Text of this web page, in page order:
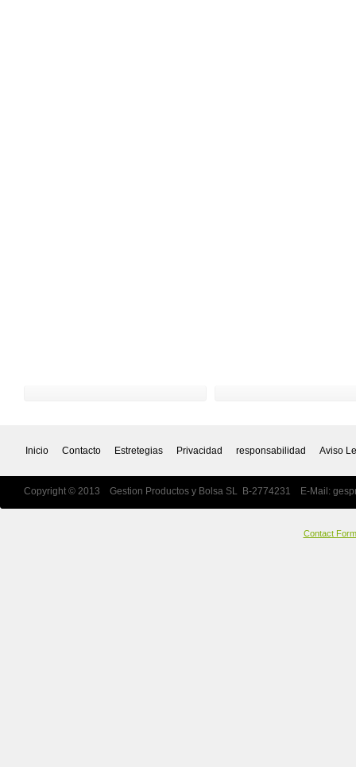
Inicio Contacto Estretegias Privacidad responsabilidad Aviso
Copyright © 2013 Gestion Productos y Bolsa SL B-2774231 E-Mail:
Contact Form